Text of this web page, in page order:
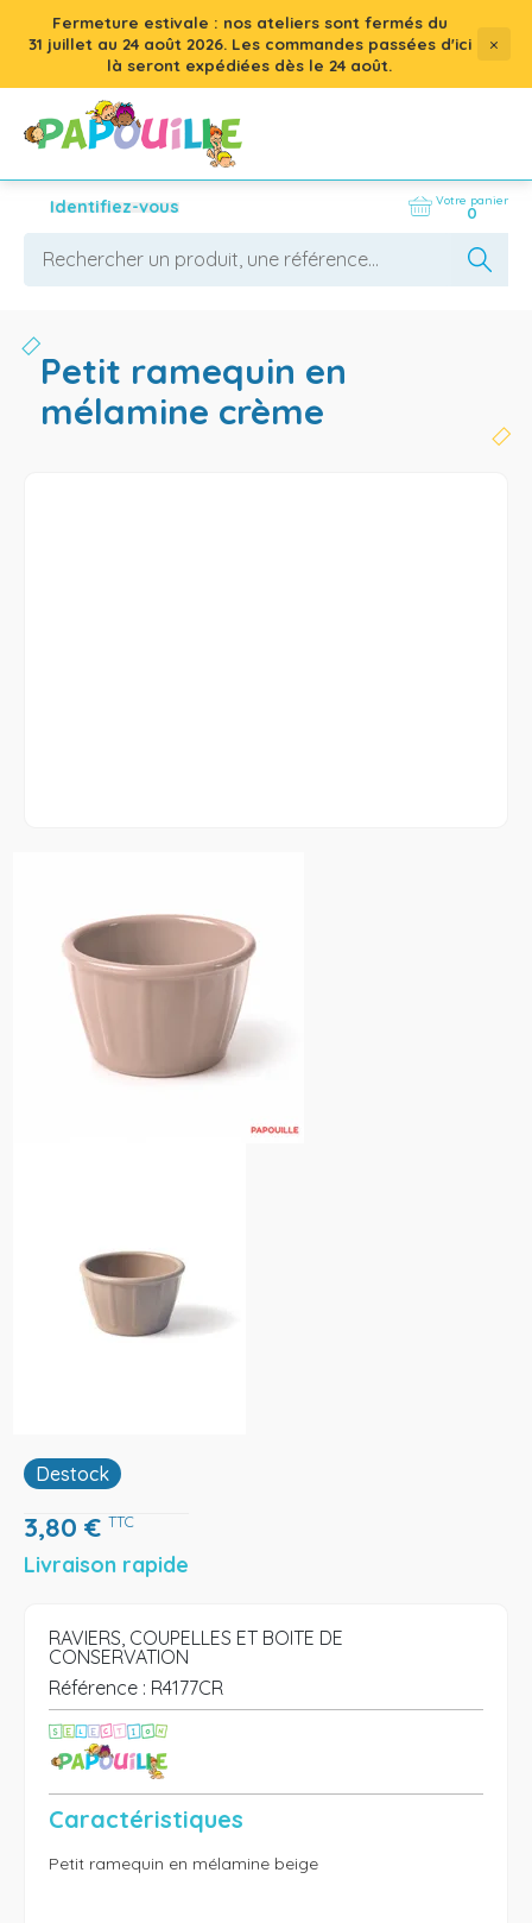
Fermeture estivale : nos ateliers sont fermés du
31 juillet au 24 août 2026. Les commandes passées d'ici
là seront expédiées dès le 24 août.
×
Identifiez-vous Votre panier
0
petit ramequin en
mélamine crème
Destock
3,80 € TTC
Livraison rapide
RAVIERS, COUPELLES ET BOITE DE
CONSERVATION
Référence : R4177CR
Caractéristiques
Petit ramequin en mélamine beige